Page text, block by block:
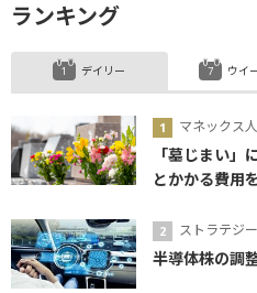
ランキング
デイリー
マネックス
「墓じまい
とかかる費用
ストラテジ
半導体株の調
ウイ